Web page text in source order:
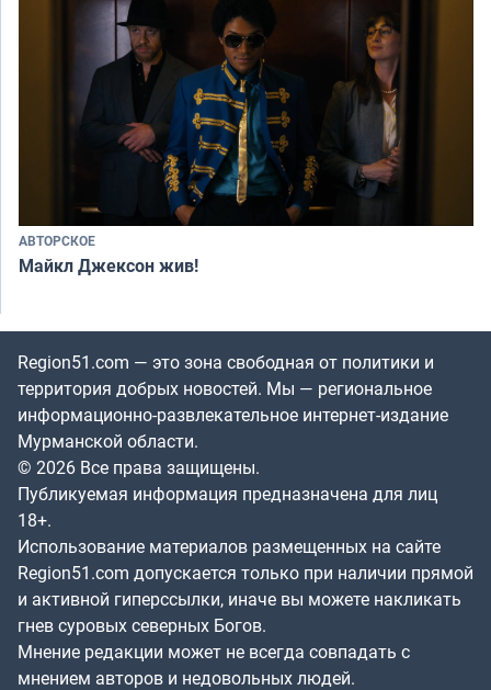
АВТОРСКОЕ
Майкл Джексон жив!
Region51.com — это зона свободная от политики и
территория добрых новостей. Мы — региональное
информационно-развлекательное интернет-издание
Мурманской области.
© 2026 Все права защищены.
Публикуемая информация предназначена для лиц
18+.
Использование материалов размещенных на сайте
Region51.com допускается только при наличии прямой
и активной гиперссылки, иначе вы можете накликать
гнев суровых северных Богов.
Мнение редакции может не всегда совпадать с
мнением авторов и недовольных людей.